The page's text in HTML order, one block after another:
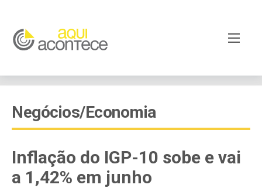
Negócios/Economia
Inflação do IGP-10 sobe e vai
a 1,42% em junho